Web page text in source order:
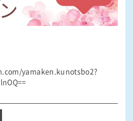
yamaken.kunotsbo2?